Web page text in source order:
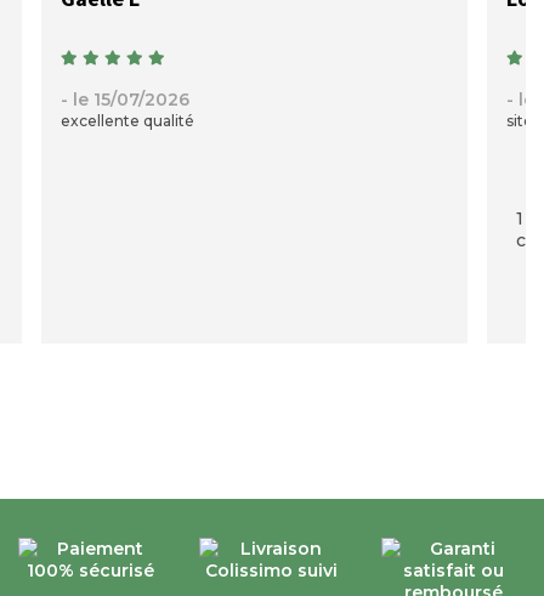
- le 15/07/2026
excellente qualité
- le
site
1